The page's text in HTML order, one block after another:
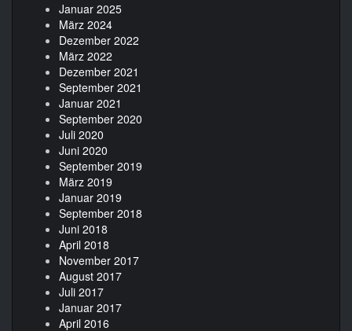
Januar 2025
März 2024
Dezember 2022
März 2022
Dezember 2021
September 2021
Januar 2021
September 2020
Juli 2020
Juni 2020
September 2019
März 2019
Januar 2019
September 2018
Juni 2018
April 2018
November 2017
August 2017
Juli 2017
Januar 2017
April 2016